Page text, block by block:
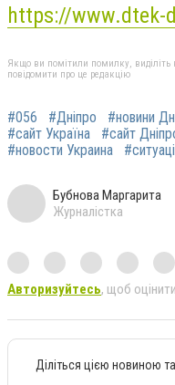
https://www.dtek-
Якщо ви помітили помилку, виділіть
повідомити про це редакцію
#056 #Дніпро #новини
#сайт Україна
#сайт
#новости Украина
Бубнова Маргарита
Журналістка
Авторизуйтесь, щоб оцінити
Діліться цією новиною